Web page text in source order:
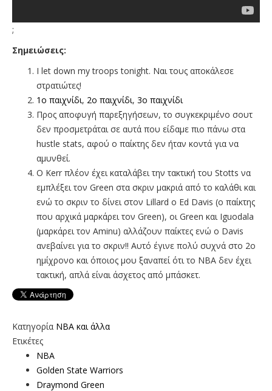
;
Σημειώσεις:
I let down my troops tonight. Ναι τους αποκάλεσε
στρατιώτες!
1ο παιχνίδι, 2ο παιχνίδι, 3ο παιχνίδι
Προς αποφυγή παρεξηγήσεων, το συγκεκριμένο σουτ
δεν προσμετράται σε αυτά που είδαμε πιο πάνω στα
hustle stats, αφού ο παίκτης δεν ήταν κοντά για να
αμυνθεί.
Ο Kerr πλέον έχει καταλάβει την τακτική του Stotts να
εμπλέξει τον Green στα σκριν μακριά από το καλάθι και
ενώ το σκριν το δίνει στον Lillard o Ed Davis (ο παίκτης
που αρχικά μαρκάρει τον Green), οι Green και Iguodala
(μαρκάρει τον Aminu) αλλάζουν παίκτες ενώ ο Davis
ανεβαίνει για το σκριν!! Αυτό έγινε πολύ συχνά στο 2ο
ημίχρονο και όποιος μου ξαναπεί ότι το ΝΒΑ δεν έχει
τακτική, απλά είναι άσχετος από μπάσκετ.
Κατηγορία NBA και άλλα
Ετικέτες
ΝΒΑ
Golden State Warriors
Draymond Green